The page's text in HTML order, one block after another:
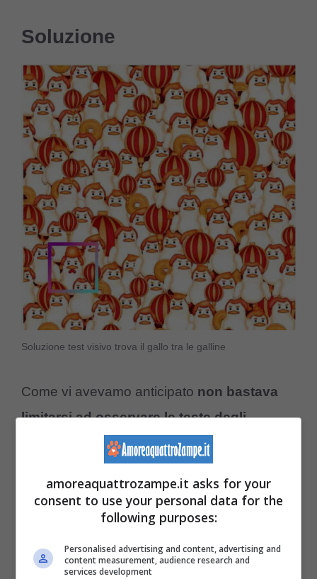
Soluzione
Soluzione test visivo trova il gallo tra le galline
Come vi avevamo anticipato non bastava
limitarsi ad osservare le teste degli
per comprendere dove
Avreste dovuto infatti osservare
per bene il becco di ogni gallina per
bargiglio, ovvero l’appendice
carnosa che pende sotto il becco del
galletto.
amoreaquattrozampe.it asks for your
consent to use your personal data for the
following purposes:
Personalised advertising and content, advertising and
content measurement, audience research and
services development